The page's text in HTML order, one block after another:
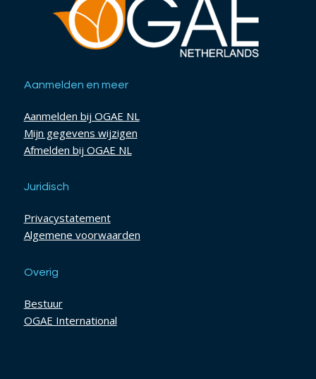
Aanmelden en meer
Aanmelden bij OGAE NL
Mijn gegevens wijzigen
Afmelden bij OGAE NL
Juridisch
Privacystatement
Algemene voorwaarden
Overig
Bestuur
OGAE International